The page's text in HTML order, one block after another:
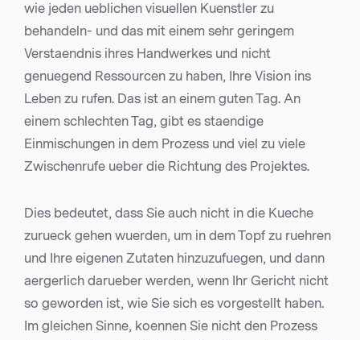
wie jeden ueblichen visuellen Kuenstler zu
behandeln- und das mit einem sehr geringem
Verstaendnis ihres Handwerkes und nicht
genuegend Ressourcen zu haben, Ihre Vision ins
Leben zu rufen. Das ist an einem guten Tag. An
einem schlechten Tag, gibt es staendige
Einmischungen in dem Prozess und viel zu viele
Zwischenrufe ueber die Richtung des Projektes.
Dies bedeutet, dass Sie auch nicht in die Kueche
zurueck gehen wuerden, um in dem Topf zu ruehren
und Ihre eigenen Zutaten hinzuzufuegen, und dann
aergerlich darueber werden, wenn Ihr Gericht nicht
so geworden ist, wie Sie sich es vorgestellt haben.
Im gleichen Sinne, koennen Sie nicht den Prozess